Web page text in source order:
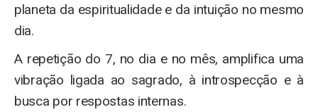
planeta da espiritualidade e da intuição no mesmo
dia.
A repetição do 7, no dia e no mês, amplifica uma
vibração ligada ao sagrado, à introspecção e à
busca por respostas internas.